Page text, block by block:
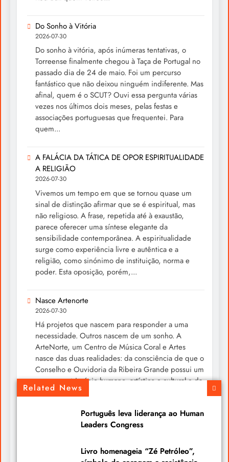
Related News
Português leva liderança ao Human
Leaders Congress
Livro homenageia “Zé Petróleo”,
Do Sonho à Vitória
2026-07-30
Do sonho à vitória, após inúmeras tentativas, o
Torreense finalmente chegou à Taça de Portugal no
passado dia de 24 de maio. Foi um percurso
fantástico que não deixou ninguém indiferente. Mas
afinal, quem é o SCUT? Ouvi essa pergunta várias
vezes nos últimos dois meses, pelas festas e
associações portuguesas que frequentei. Para
quem...
A FALÁCIA DA TÁTICA DE OPOR ESPIRITUALIDADE
A RELIGIÃO
2026-07-30
Vivemos um tempo em que se tornou quase um
sinal de distinção afirmar que se é espiritual, mas
não religioso. A frase, repetida até à exaustão,
parece oferecer uma síntese elegante da
sensibilidade contemporânea. A espiritualidade
surge como experiência livre e autêntica e a
religião, como sinónimo de instituição, norma e
poder. Esta oposição, porém,...
Nasce Artenorte
2026-07-30
Há projetos que nascem para responder a uma
necessidade. Outros nascem de um sonho. A
ArteNorte, um Centro de Música Coral e Artes
nasce das duas realidades: da consciência de que o
Conselho e Ouvidoria da Ribeira Grande possui um
enorme património humano, artístico e cultural e da
convicção de que esse património merece ser...
Um livro para ler devagar neste verão
Chegou-me às mãos o livro “A Mística do Instante”,
do Cardeal José Tolentino Mendonça, uma obra que